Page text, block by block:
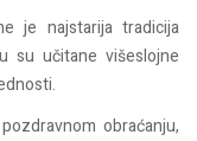
je najstarija tradicija
su učitane višeslojne
obraćanju,